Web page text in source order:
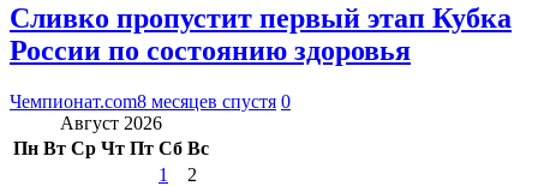
Сливко пропустит первый этап Кубка
России по состоянию здоровья
Чемпионат.com8 месяцев спустя 0
Август 2026
Пн Вт Ср Чт Пт Сб Вс
1
2